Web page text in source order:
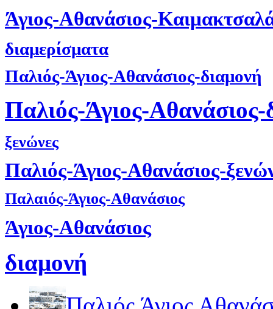
Άγιος-Αθανάσιος-
διαμερίσματα
Παλιός-Άγιος-Αθανάσιος-διαμονή
Παλιός-Άγιος-
ξενώνες
Παλιός-Άγιος-Αθανάσιος-
Παλαιός-Άγιος-Αθανάσιος
Άγιος-Αθανάσιος
διαμονή